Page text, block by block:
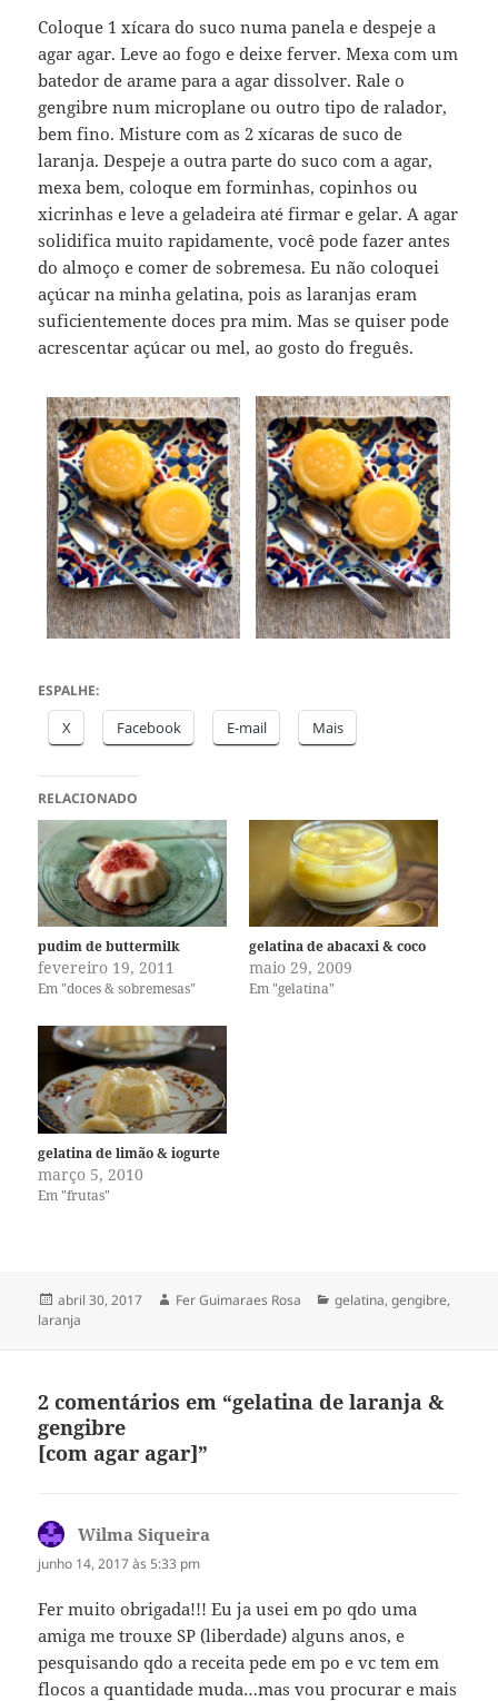
Coloque 1 xícara do suco numa panela e despeje a
agar agar. Leve ao fogo e deixe ferver. Mexa com um
batedor de arame para a agar dissolver. Rale o
gengibre num microplane ou outro tipo de ralador,
bem fino. Misture com as 2 xícaras de suco de
laranja. Despeje a outra parte do suco com a agar,
mexa bem, coloque em forminhas, copinhos ou
xicrinhas e leve a geladeira até firmar e gelar. A agar
solidifica muito rapidamente, você pode fazer antes
do almoço e comer de sobremesa. Eu não coloquei
açúcar na minha gelatina, pois as laranjas eram
suficientemente doces pra mim. Mas se quiser pode
acrescentar açúcar ou mel, ao gosto do freguês.
ESPALHE:
X Facebook E-mail Mais
RELACIONADO
pudim de buttermilk
fevereiro 19, 2011
Em "doces & sobremesas"
gelatina de abacaxi & coco
maio 29, 2009
Em "gelatina"
gelatina de limão & iogurte
março 5, 2010
Em "frutas"
Publicado
em
abril 30, 2017 Autor
Fer Guimaraes Rosa Categorias
gelatina,gengibre,
laranja
2 comentários em “gelatina de laranja &
gengibre
[com agar agar]”
Wilma Siqueira
junho 14, 2017 às 5:33 pm
Fer muito obrigada!!! Eu ja usei em po qdo uma
amiga me trouxe SP (liberdade) alguns anos, e
pesquisando qdo a receita pede em po e vc tem em
flocos a quantidade muda…mas vou procurar e mais